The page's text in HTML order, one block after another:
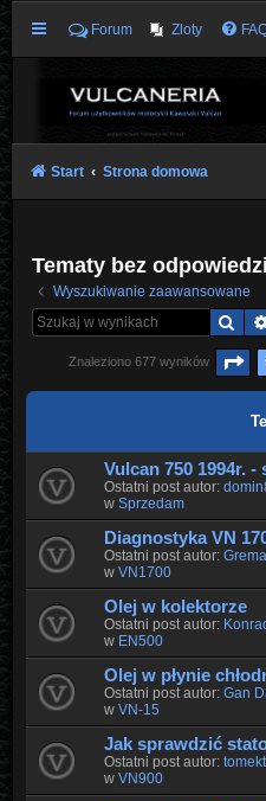
Forum Zloty
Start Strona domowa
Tematy bez odpowiedzi
Wyszukiwanie zaawansowane
Znaleziono 677 wyników
Vulcan 750 1994r. -
Ostatni post autor:
w Sprzedam
Diagnostyka VN
Ostatni post autor:
w VN1700
Olej w kolektorze
Ostatni post autor:
w EN500
Olej w płynie
Ostatni post autor: Gan
w VN-15
Jak sprawdzić
Ostatni post autor:
w VN900